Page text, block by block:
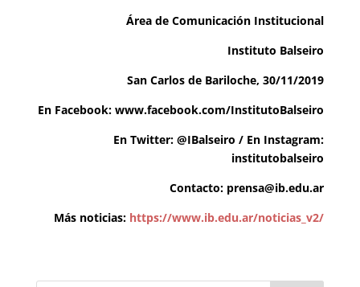
Área de Comunicación Institucional
Instituto Balseiro
San Carlos de Bariloche, 30/11/2019
En Facebook:www.facebook.com/InstitutoBalseiro
En Twitter:@IBalseiro / En Instagram:
institutobalseiro
Contacto: prensa@ib.edu.ar
Más noticias: https://www.ib.edu.ar/noticias_v2/